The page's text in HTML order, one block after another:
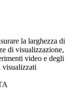
la larghezza di
di visualizzazione,
video e degli
visualizzati